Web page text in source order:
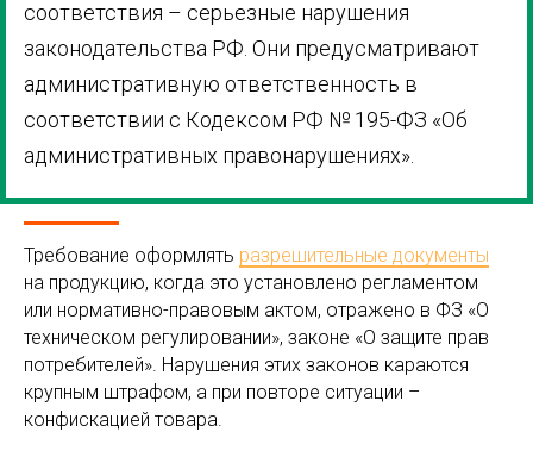
соответствия – серьезные нарушения
законодательства РФ. Они предусматривают
административную ответственность в
соответствии с Кодексом РФ № 195-ФЗ «Об
административных правонарушениях».
Требование оформлять разрешительные документы
на продукцию, когда это установлено регламентом
или нормативно-правовым актом, отражено в ФЗ «О
техническом регулировании», законе «О защите прав
потребителей». Нарушения этих законов караются
крупным штрафом, а при повторе ситуации –
конфискацией товара.